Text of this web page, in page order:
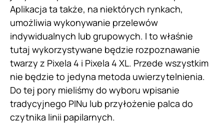
Aplikacja ta także, na niektórych rynkach,
umożliwia wykonywanie przelewów
indywidualnych lub grupowych. I to właśnie
tutaj wykorzystywane będzie rozpoznawanie
twarzy z Pixela 4 i Pixela 4 XL. Przede wszystkim
nie będzie to jedyna metoda uwierzytelnienia.
Do tej pory mieliśmy do wyboru wpisanie
tradycyjnego PINu lub przyłożenie palca do
czytnika linii papilarnych.